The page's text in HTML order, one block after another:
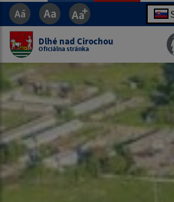
Dlhé nad Cirochou
Oficiálna stránka